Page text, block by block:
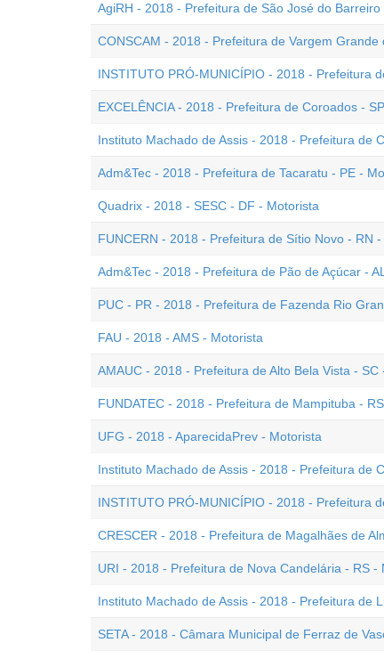
AgiRH - 2018 - Prefeitura de São José do Barreiro
CONSCAM - 2018 - Prefeitura de Vargem Grande
INSTITUTO PRÓ-MUNICÍPIO - 2018 - Prefeitura
EXCELÊNCIA - 2018 - Prefeitura de Coroados -
Instituto Machado de Assis - 2018 - Prefeitura de
Adm&Tec - 2018 - Prefeitura de Tacaratu - PE -
Quadrix - 2018 - SESC - DF - Motorista
FUNCERN - 2018 - Prefeitura de Sítio Novo - RN
Adm&Tec - 2018 - Prefeitura de Pão de Açúcar -
PUC - PR - 2018 - Prefeitura de Fazenda Rio
FAU - 2018 - AMS - Motorista
AMAUC - 2018 - Prefeitura de Alto Bela Vista - SC
FUNDATEC - 2018 - Prefeitura de Mampituba -
UFG - 2018 - AparecidaPrev - Motorista
Instituto Machado de Assis - 2018 - Prefeitura de
INSTITUTO PRÓ-MUNICÍPIO - 2018 - Prefeitura
CRESCER - 2018 - Prefeitura de Magalhães de
URI - 2018 - Prefeitura de Nova Candelária - RS -
Instituto Machado de Assis - 2018 - Prefeitura de
SETA - 2018 - Câmara Municipal de Ferraz de